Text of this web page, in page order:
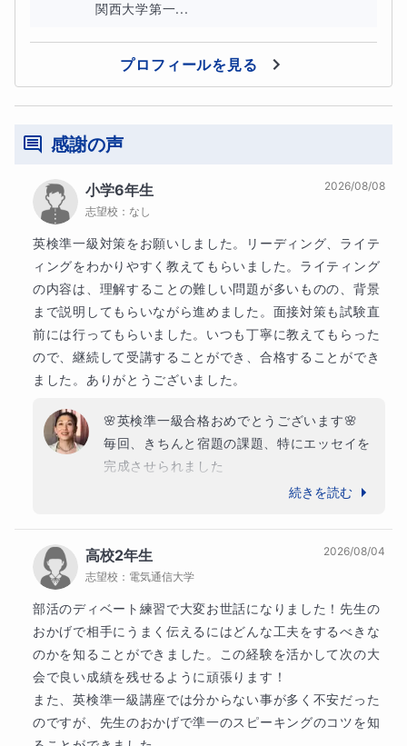
一つがわかりだすと必ずプラスの相
乗効果が現れます！
関西大学第一...
プロフィールを見る
感謝の声
小学6年生
志望校： なし
2026/08/08
英検準一級対策をお願いしました。リーディング、ライテ
ィングをわかりやすく教えてもらいました。ライティング
の内容は、理解することの難しい問題が多いものの、背景
まで説明してもらいながら進めました。面接対策も試験直
前には行ってもらいました。いつも丁寧に教えてもらった
ので、継続して受講することができ、合格することができ
ました。ありがとうございました。
🌸英検準一級合格おめでとうございます🌸
毎回、きちんと宿題の課題、特にエッセイを
完成させられました
理解の難しい内容も積極的にディスカッショ
させていただき、ありがとうございます
これからも英語学習を楽しんでくださいね
続きを読む
高校2年生
志望校： 電気通信大学
2026/08/04
部活のディベート練習で大変お世話になりました！先生の
おかげで相手にうまく伝えるにはどんな工夫をするべきな
のかを知ることができました。この経験を活かして次の大
会で良い成績を残せるように頑張ります！
また、英検準一級講座では分からない事が多く不安だった
のですが、先生のおかげで準一のスピーキングのコツを知